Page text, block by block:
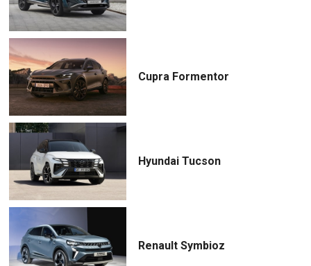
Cupra Formentor
Hyundai Tucson
Renault Symbioz